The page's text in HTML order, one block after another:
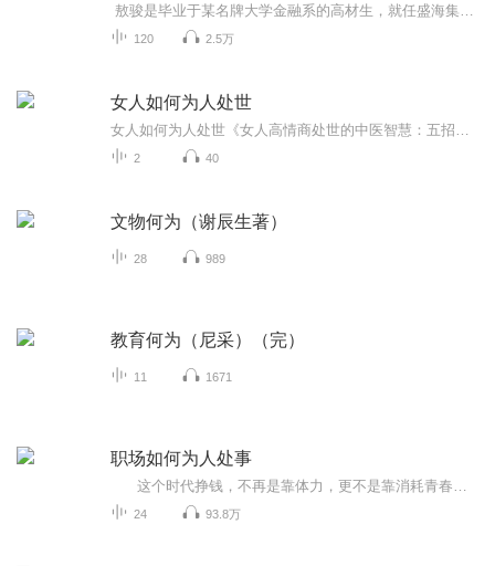
120 2.5万
女人如何为人处世
2 40
文物何为（谢辰生著）
28 989
教育何为（尼采）（完）
11 1671
职场如何为人处事
24 93.8万